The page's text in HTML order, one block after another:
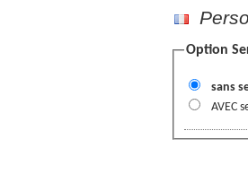
Option
sans
AVEC